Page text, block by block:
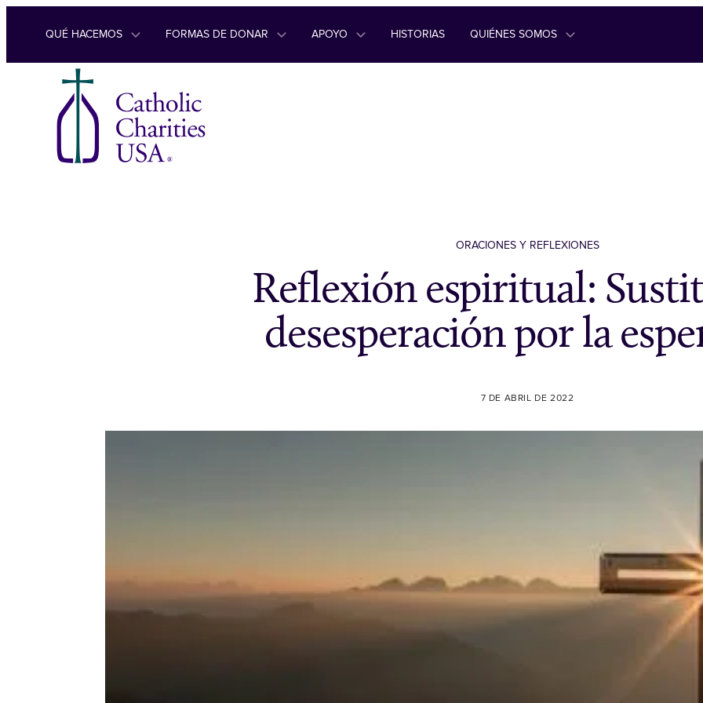
Ir al contenido
QUÉ HACEMOS FORMAS DE DONAR APOYO HISTORIAS QUIÉNES SOMOS
ORACIONES Y REFLEXIONES
Reflexión espiritual:
desesperación por la
7 DE ABRIL DE 2022